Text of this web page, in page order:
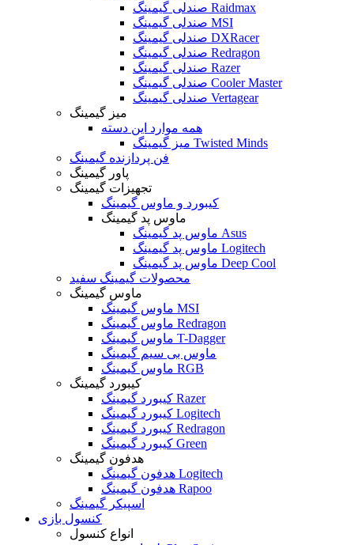
صندلی گیمینگ Raidmax
صندلی گیمینگ MSI
صندلی گیمینگ DXRacer
صندلی گیمینگ Redragon
صندلی گیمینگ Razer
صندلی گیمینگ Cooler Master
صندلی گیمینگ Vertagear
میز گیمینگ
همه موارد این دسته
میز گیمینگ Twisted Minds
فن پردازنده گیمینگ
پاور گیمینگ
تجهیزات گیمینگ
کیبورد و ماوس گیمینگ
ماوس پد گیمینگ
ماوس پد گیمینگ Asus
ماوس پد گیمینگ Logitech
ماوس پد گیمینگ Deep Cool
محصولات گیمینگ سفید
ماوس گیمینگ
ماوس گیمینگ MSI
ماوس گیمینگ Redragon
ماوس گیمینگ T-Dagger
ماوس بی سیم گیمینگ
ماوس گیمینگ RGB
کیبورد گیمینگ
کیبورد گیمینگ Razer
کیبورد گیمینگ Logitech
کیبورد گیمینگ Redragon
کیبورد گیمینگ Green
هدفون گیمینگ
هدفون گیمینگ Logitech
هدفون گیمینگ Rapoo
اسپیکر گیمینگ
کنسول بازی
انواع کنسول